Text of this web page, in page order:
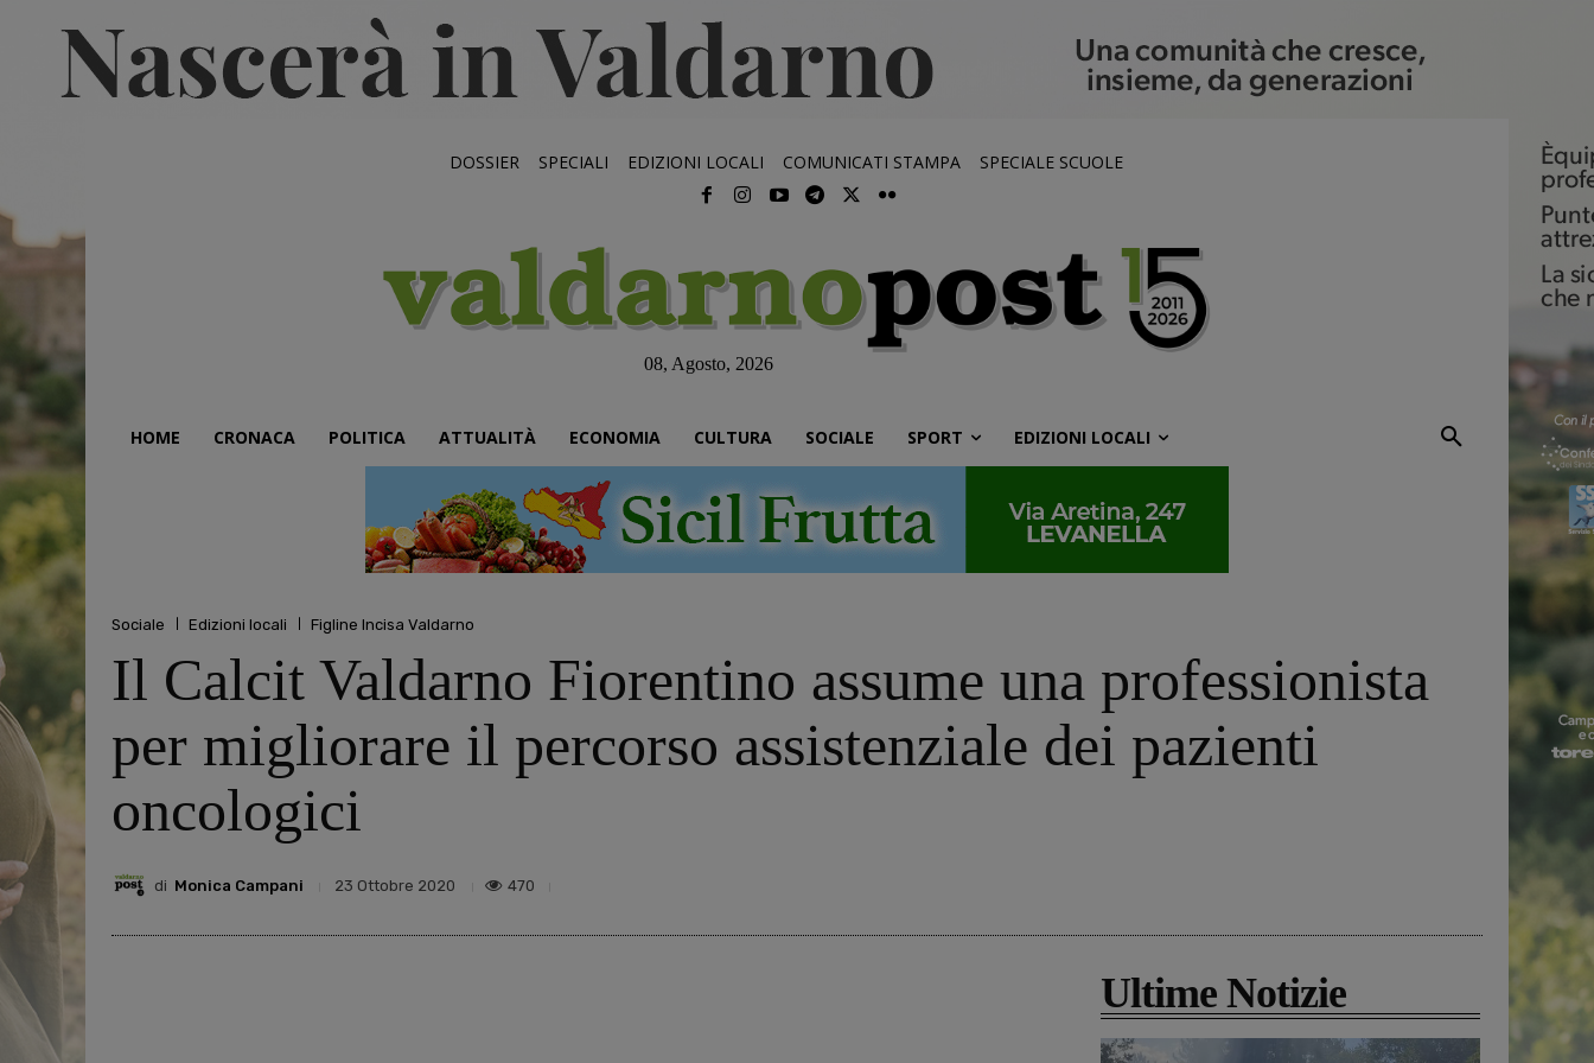
DOSSIER SPECIALI EDIZIONI LOCALI COMUNICATI STAMPA SPECIALE SCUOLE
08, Agosto, 2026
HOME CRONACA POLITICA ATTUALITÀ ECONOMIA CULTURA SOCIALE SPORT EDIZIONI LOCALI
Sociale Edizioni locali Figline Incisa Valdarno
Il Calcit Valdarno Fiorentino assume una professionista
per migliorare il percorso assistenziale dei pazienti
oncologici
di Monica Campani 23 Ottobre 2020 470
Ultime Notizie